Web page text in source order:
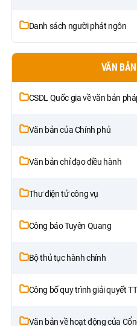
Danh sách người phát ngôn
VĂN
CSDL Quốc gia về văn bản
Văn bản của Chính phủ
Văn bản chỉ đạo điều hành
Thư điện tử công vụ
Công báo Tuyên Quang
Bộ thủ tục hành chính
Công bố quy trình giải quyết
Văn bản về hoạt động của